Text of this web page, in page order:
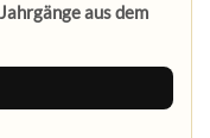
aus dem